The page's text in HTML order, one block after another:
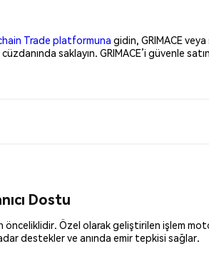
Trade platformuna gidin, GRIMACE
saklayın. GRIMACE’i güvenle
Dostu
Özel olarak geliştirilen işlem
destekler ve anında emir tepkisi sağlar.